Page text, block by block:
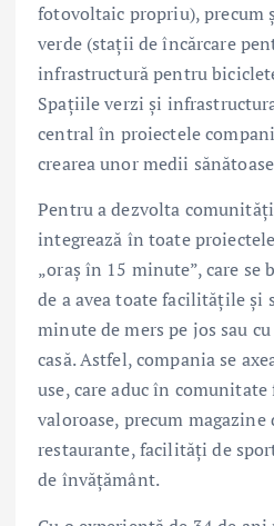
fotovoltaic propriu),
verde (stații de încărcare
infrastructură pentru
Spațiile verzi și
central în proiectele
crearea unor medii
Pentru a dezvolta
integrează în toate
„oraș în 15 minute”, care se
de a avea toate facilitățile și
minute de mers pe jos sau
casă. Astfel, compania se
use, care aduc în
valoroase, precum
restaurante, facilități de
de învățământ.